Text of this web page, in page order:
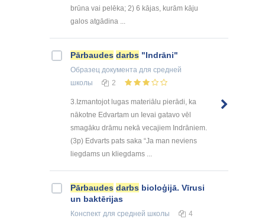
brūna vai pelēka; 2) 6 kājas, kurām kāju
galos atgādina ...
Pārbaudes darbs "Indrāni"
Образец документа для средней
школы
2
3.Izmantojot lugas materiālu pierādi, ka
nākotne Edvartam un Ievai gatavo vēl
smagāku drāmu nekā vecajiem Indrāniem.
(3p) Edvarts pats saka “Ja man neviens
liegdams un kliegdams ...
Pārbaudes darbs bioloģijā. Vīrusi
un baktērijas
Конспект для средней школы 4